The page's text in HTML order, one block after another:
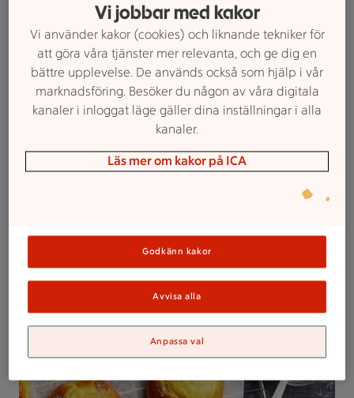
julbaka!
Tips: flerjulrecpet.
Saffransrecept
Kom i julstämning och baka något av våra underbart
favoriterna!
Vi jobbar med kakor
Vi använder kakor (cookies) och liknande tekniker för
att göra våra tjänster mer relevanta, och ge dig en
bättre upplevelse. De används också som hjälp i vår
marknadsföring. Besöker du någon av våra digitala
kanaler i inloggat läge gäller dina inställningar i alla
kanaler.
Läs mer om kakor på ICA
Godkänn kakor
Avvisa alla
Anpassa val